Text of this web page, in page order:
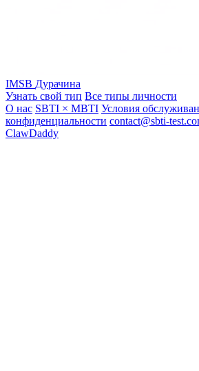
IMSB Дурачина
Узнать свой тип Все типы личности
О нас SBTI × MBTI Условия
конфиденциальности contact@sbti-
ClawDaddy